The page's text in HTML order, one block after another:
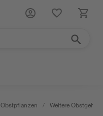
Obstpflanzen / Weitere